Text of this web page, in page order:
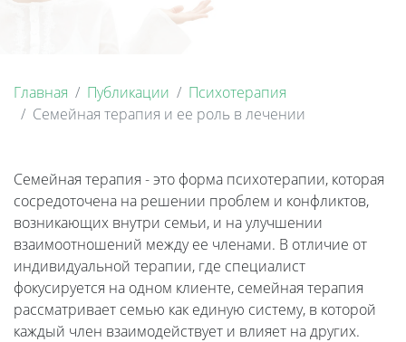
Главная Публикации
Психотерапия
Семейная терапия и ее роль в лечении
Семейная терапия - это форма психотерапии, которая
сосредоточена на решении проблем и конфликтов,
возникающих внутри семьи, и на улучшении
взаимоотношений между ее членами. В отличие от
индивидуальной терапии, где специалист
фокусируется на одном клиенте, семейная терапия
рассматривает семью как единую систему, в которой
каждый член взаимодействует и влияет на других.